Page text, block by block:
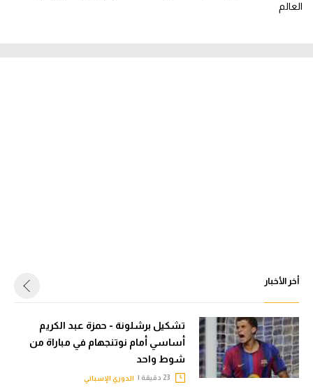
العالم
أخر الأخبار
تشكيل برشلونة - حمزة عبد الكريم
أساسي أمام نوتنجهام في مباراة من
شوط واحد
الدوري الإسباني